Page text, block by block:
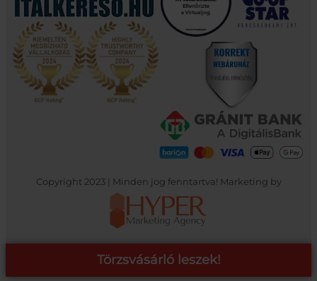
Copyright 2023 | Minden jog fenntartva! Marketing by
Törzsvásárló leszek!